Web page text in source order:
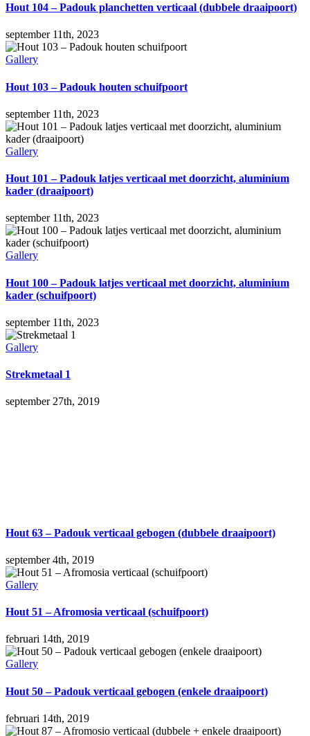
Hout 104 – Padouk planchetten verticaal (dubbele draaipoort)
september 11th, 2023
Gallery
Hout 103 – Padouk houten schuifpoort
september 11th, 2023
Gallery
Hout 101 – Padouk latjes verticaal met doorzicht, aluminium
kader (draaipoort)
september 11th, 2023
Gallery
Hout 100 – Padouk latjes verticaal met doorzicht, aluminium
kader (schuifpoort)
september 11th, 2023
Gallery
Strekmetaal 1
september 27th, 2019
Hout 63 – Padouk verticaal gebogen (dubbele draaipoort)
september 4th, 2019
Gallery
Hout 51 – Afromosia verticaal (schuifpoort)
februari 14th, 2019
Gallery
Hout 50 – Padouk verticaal gebogen (enkele draaipoort)
februari 14th, 2019